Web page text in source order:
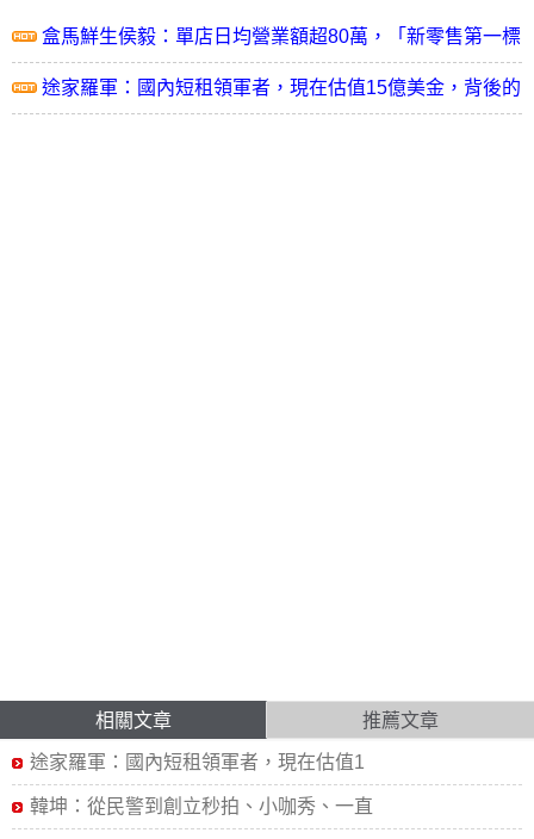
盒馬鮮生侯毅：單店日均營業額超80萬，「新零售第一標
桿」的背後
途家羅軍：國內短租領軍者，現在估值15億美金，背後的
相關文章 推薦文章
途家羅軍：國內短租領軍者，現在估值1
韓坤：從民警到創立秒拍、小咖秀、一直